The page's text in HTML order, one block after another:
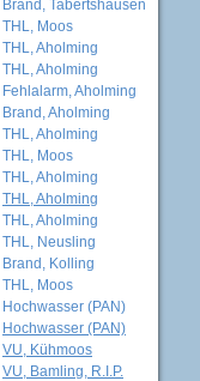
Brand, Tabertshausen
THL, Moos
THL, Aholming
THL, Aholming
Fehlalarm, Aholming
Brand, Aholming
THL, Aholming
THL, Moos
THL, Aholming
THL, Aholming
THL, Aholming
THL, Neusling
Brand, Kolling
THL, Moos
Hochwasser (PAN)
Hochwasser (PAN)
VU, Kühmoos
VU, Bamling, R.I.P.